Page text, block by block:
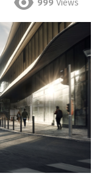
999 Views